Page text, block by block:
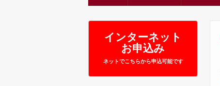
インターネット
お申込み
ネットでこちらから申込可能です